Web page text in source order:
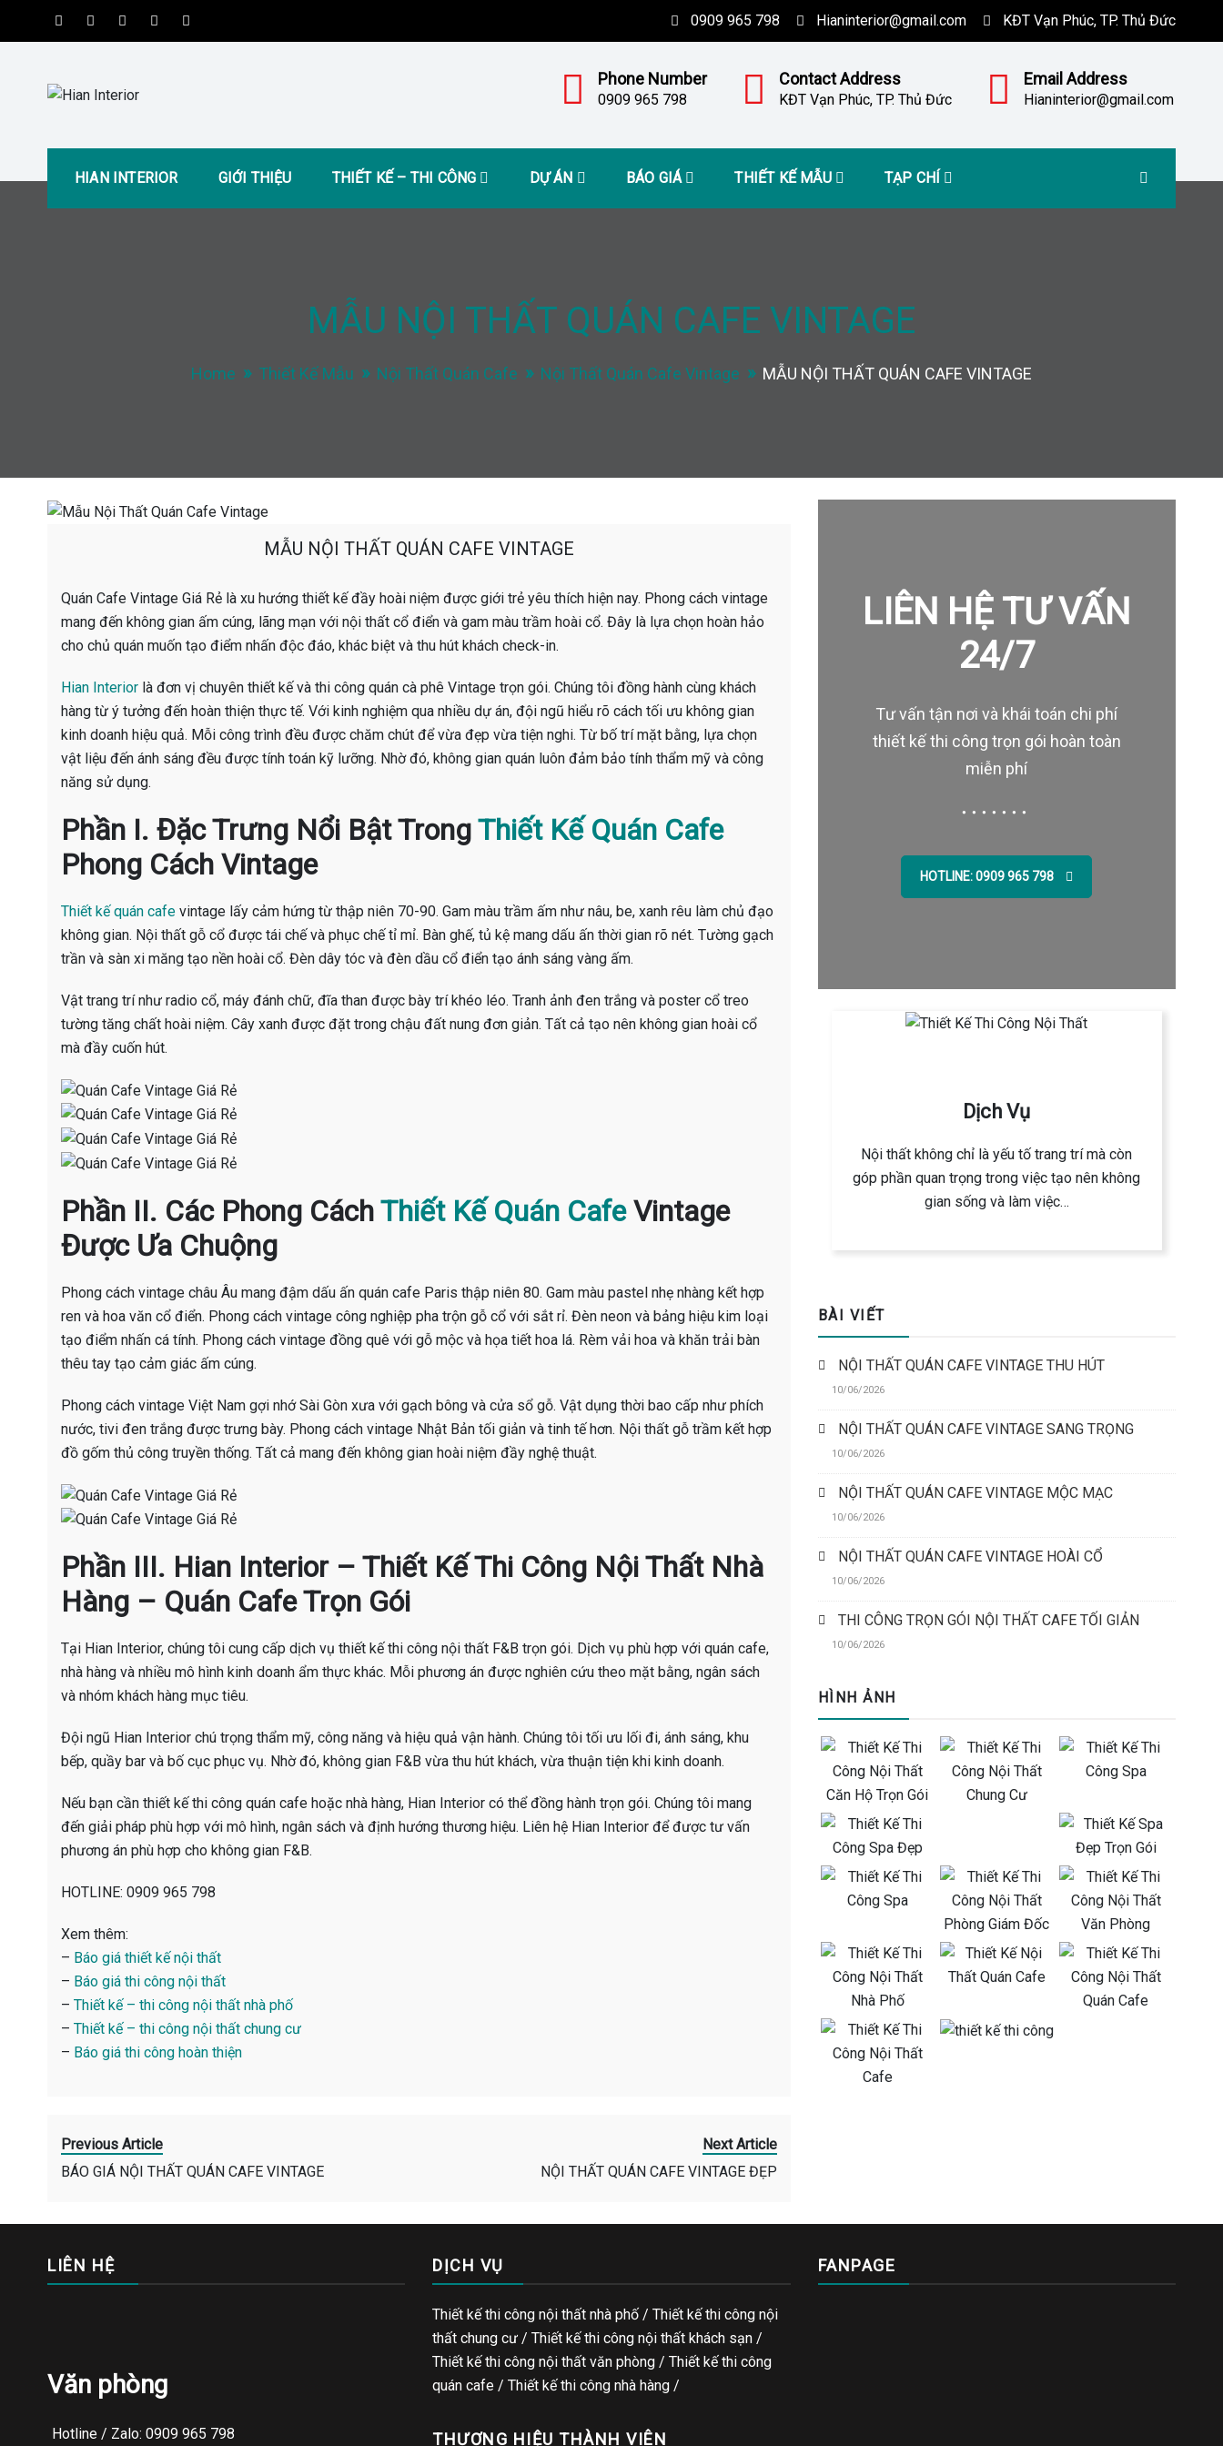
0909 965 798 Hianinterior@gmail.com KĐT Vạn Phúc, TP. Thủ Đức
Phone Number
0909 965 798
Contact Address
KĐT Vạn Phúc, TP. Thủ Đức
Email Address
Hianinterior@gmail.com
HIAN INTERIOR GIỚI THIỆU THIẾT KẾ – THI CÔNG DỰ ÁN BÁO GIÁ THIẾT KẾ MẪU TẠP CHÍ
MẪU NỘI THẤT QUÁN CAFE VINTAGE
Home Thiết Kế Mẫu Nội Thất Quán Cafe Nội Thất Quán Cafe Vintage MẪU NỘI THẤT QUÁN CAFE VINTAGE
MẪU NỘI THẤT QUÁN CAFE VINTAGE
Quán Cafe Vintage Giá Rẻ là xu hướng thiết kế đầy hoài niệm được giới trẻ yêu thích hiện nay. Phong cách vintage
mang đến không gian ấm cúng, lãng mạn với nội thất cổ điển và gam màu trầm hoài cổ. Đây là lựa chọn hoàn hảo
cho chủ quán muốn tạo điểm nhấn độc đáo, khác biệt và thu hút khách check-in.
Hian Interior là đơn vị chuyên thiết kế và thi công quán cà phê Vintage trọn gói. Chúng tôi đồng hành cùng khách
hàng từ ý tưởng đến hoàn thiện thực tế. Với kinh nghiệm qua nhiều dự án, đội ngũ hiểu rõ cách tối ưu không gian
kinh doanh hiệu quả. Mỗi công trình đều được chăm chút để vừa đẹp vừa tiện nghi. Từ bố trí mặt bằng, lựa chọn
vật liệu đến ánh sáng đều được tính toán kỹ lưỡng. Nhờ đó, không gian quán luôn đảm bảo tính thẩm mỹ và công
năng sử dụng.
Phần I. Đặc Trưng Nổi Bật TrongThiết Kế Quán Cafe
Phong Cách Vintage
Thiết kế quán cafe vintage lấy cảm hứng từ thập niên 70-90. Gam màu trầm ấm như nâu, be, xanh rêu làm chủ đạo
không gian. Nội thất gỗ cổ được tái chế và phục chế tỉ mỉ. Bàn ghế, tủ kệ mang dấu ấn thời gian rõ nét. Tường gạch
trần và sàn xi măng tạo nền hoài cổ. Đèn dây tóc và đèn dầu cổ điển tạo ánh sáng vàng ấm.
Vật trang trí như radio cổ, máy đánh chữ, đĩa than được bày trí khéo léo. Tranh ảnh đen trắng và poster cổ treo
tường tăng chất hoài niệm. Cây xanh được đặt trong chậu đất nung đơn giản. Tất cả tạo nên không gian hoài cổ
mà đầy cuốn hút.
Phần II. Các Phong CáchThiết Kế Quán CafeVintage
Được Ưa Chuộng
Phong cách vintage châu Âu mang đậm dấu ấn quán cafe Paris thập niên 80. Gam màu pastel nhẹ nhàng kết hợp
ren và hoa văn cổ điển. Phong cách vintage công nghiệp pha trộn gỗ cổ với sắt rỉ. Đèn neon và bảng hiệu kim loại
tạo điểm nhấn cá tính. Phong cách vintage đồng quê với gỗ mộc và họa tiết hoa lá. Rèm vải hoa và khăn trải bàn
thêu tay tạo cảm giác ấm cúng.
Phong cách vintage Việt Nam gợi nhớ Sài Gòn xưa với gạch bông và cửa sổ gỗ. Vật dụng thời bao cấp như phích
nước, tivi đen trắng được trưng bày. Phong cách vintage Nhật Bản tối giản và tinh tế hơn. Nội thất gỗ trầm kết hợp
đồ gốm thủ công truyền thống. Tất cả mang đến không gian hoài niệm đầy nghệ thuật.
Phần III. Hian Interior – Thiết Kế Thi Công Nội Thất Nhà
Hàng – Quán Cafe Trọn Gói
Tại Hian Interior, chúng tôi cung cấp dịch vụ thiết kế thi công nội thất F&B trọn gói. Dịch vụ phù hợp với quán cafe,
nhà hàng và nhiều mô hình kinh doanh ẩm thực khác. Mỗi phương án được nghiên cứu theo mặt bằng, ngân sách
và nhóm khách hàng mục tiêu.
Đội ngũ Hian Interior chú trọng thẩm mỹ, công năng và hiệu quả vận hành. Chúng tôi tối ưu lối đi, ánh sáng, khu
bếp, quầy bar và bố cục phục vụ. Nhờ đó, không gian F&B vừa thu hút khách, vừa thuận tiện khi kinh doanh.
Nếu bạn cần thiết kế thi công quán cafe hoặc nhà hàng, Hian Interior có thể đồng hành trọn gói. Chúng tôi mang
đến giải pháp phù hợp với mô hình, ngân sách và định hướng thương hiệu. Liên hệ Hian Interior để được tư vấn
phương án phù hợp cho không gian F&B.
HOTLINE: 0909 965 798
Xem thêm:
– Báo giá thiết kế nội thất
– Báo giá thi công nội thất
– Thiết kế – thi công nội thất nhà phố
– Thiết kế – thi công nội thất chung cư
– Báo giá thi công hoàn thiện
Previous Article
BÁO GIÁ NỘI THẤT QUÁN CAFE VINTAGE
Next Article
NỘI THẤT QUÁN CAFE VINTAGE ĐẸP
LIÊN HỆ TƯ VẤN
24/7
Tư vấn tận nơi và khái toán chi phí
thiết kế thi công trọn gói hoàn toàn
miễn phí
HOTLINE: 0909 965 798
Dịch Vụ
Nội thất không chỉ là yếu tố trang trí mà còn
góp phần quan trọng trong việc tạo nên không
gian sống và làm việc…
BÀI VIẾT
NỘI THẤT QUÁN CAFE VINTAGE THU HÚT
10/06/2026
NỘI THẤT QUÁN CAFE VINTAGE SANG TRỌNG
10/06/2026
NỘI THẤT QUÁN CAFE VINTAGE MỘC MẠC
10/06/2026
NỘI THẤT QUÁN CAFE VINTAGE HOÀI CỔ
10/06/2026
THI CÔNG TRỌN GÓI NỘI THẤT CAFE TỐI GIẢN
10/06/2026
HÌNH ẢNH
LIÊN HỆ
Văn phòng
Hotline / Zalo: 0909 965 798
DỊCH VỤ
Thiết kế thi công nội thất nhà phố / Thiết kế thi công nội
thất chung cư / Thiết kế thi công nội thất khách sạn /
Thiết kế thi công nội thất văn phòng /Thiết kế thi công
quán cafe /Thiết kế thi công nhà hàng /
THƯƠNG HIỆU THÀNH VIÊN
FANPAGE